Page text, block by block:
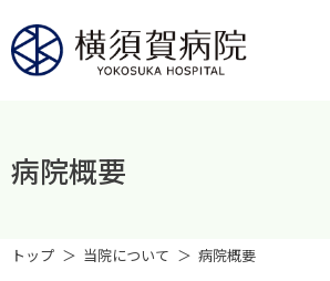
病院概要
トップ 当院について 病院概要